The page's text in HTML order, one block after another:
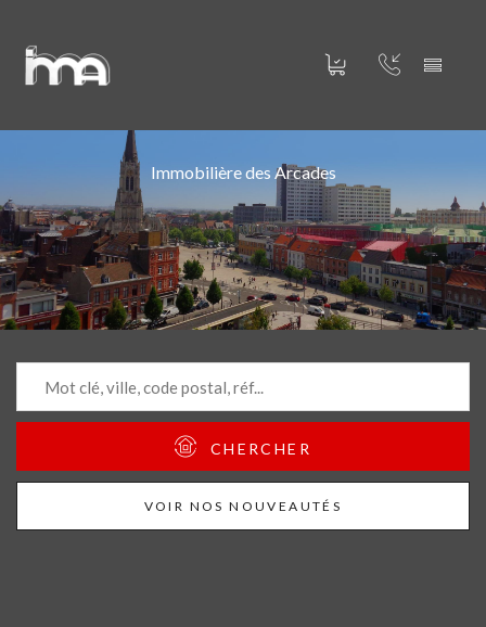
Immobilière des Arcades
CHERCHER
VOIR NOS NOUVEAUTÉS